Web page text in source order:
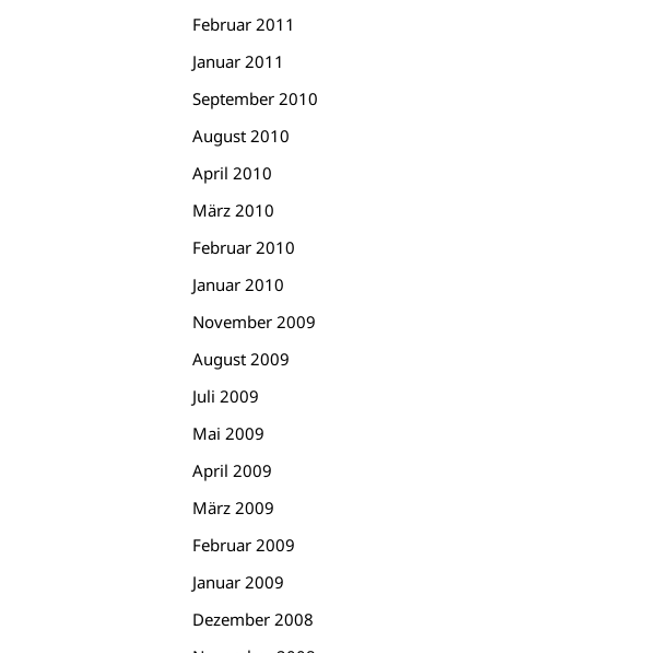
Februar 2011
Januar 2011
September 2010
August 2010
April 2010
März 2010
Februar 2010
Januar 2010
November 2009
August 2009
Juli 2009
Mai 2009
April 2009
März 2009
Februar 2009
Januar 2009
Dezember 2008